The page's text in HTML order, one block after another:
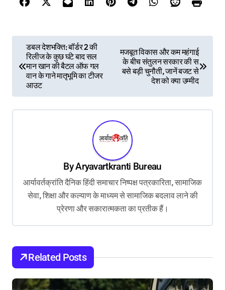
t
n
i
o
डबल देशभक्ति: बॉर्डर 2 की
रिलीज के कुछ घंटे बाद सल
मान खान की बैटल ऑफ गल
वान के गाने मातृभूमि का टीजर
आउट
मजबूत विकास और कम महंगाई
के बीच संतुलन सरकार की स
बसे बड़ी चुनौती, जानें बजट से
देश को क्या उम्मीद
ByAryavartkranti Bureau
आर्यावर्तक्रांति दैनिक हिंदी समाचार निष्पक्ष पत्रकारिता, सामाजिक
सेवा, शिक्षा और कल्याण के माध्यम से सामाजिक बदलाव लाने की
प्रेरणा और सकारात्मकता का प्रतीक हैं।
Related Posts